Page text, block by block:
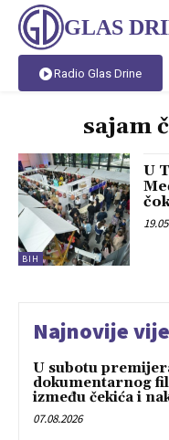
GLAS
Radio Glas Drine
sajam
BIH
U
Najnovije
U subotu
dokumentarnog
između čekića i
07.08.2026